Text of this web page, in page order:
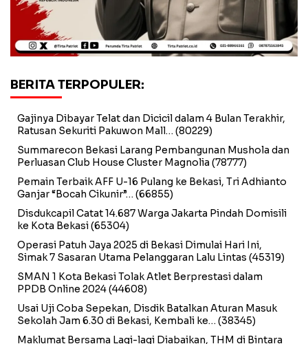
BERITA TERPOPULER:
Gajinya Dibayar Telat dan Dicicil dalam 4 Bulan Terakhir,
Ratusan Sekuriti Pakuwon Mall… (80229)
Summarecon Bekasi Larang Pembangunan Mushola dan
Perluasan Club House Cluster Magnolia (78777)
Pemain Terbaik AFF U-16 Pulang ke Bekasi, Tri Adhianto
Ganjar “Bocah Cikunir”… (66855)
Disdukcapil Catat 14.687 Warga Jakarta Pindah Domisili
ke Kota Bekasi(65304)
Operasi Patuh Jaya 2025 di Bekasi Dimulai Hari Ini,
Simak 7 Sasaran Utama Pelanggaran Lalu Lintas (45319)
SMAN 1 Kota Bekasi Tolak Atlet Berprestasi dalam
PPDB Online 2024(44608)
Usai Uji Coba Sepekan, Disdik Batalkan Aturan Masuk
Sekolah Jam 6.30 di Bekasi, Kembali ke… (38345)
Maklumat Bersama Lagi-lagi Diabaikan, THM di Bintara